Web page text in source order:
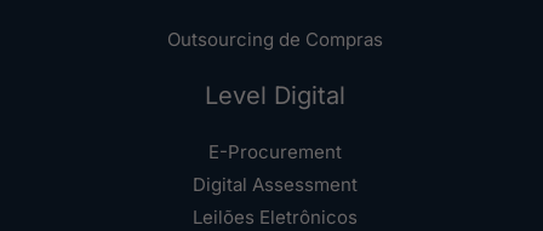
Outsourcing de Compras
Level Digital
E-Procurement
Digital Assessment
Leilões Eletrônicos